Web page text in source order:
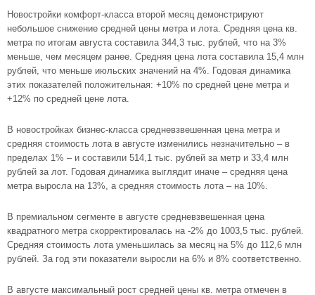
Новостройки комфорт-класса второй месяц демонстрируют
небольшое снижение средней цены метра и лота. Средняя цена кв.
метра по итогам августа составила 344,3 тыс. рублей, что на 3%
меньше, чем месяцем ранее. Средняя цена лота составила 15,4 млн
рублей, что меньше июльских значений на 4%. Годовая динамика
этих показателей положительная: +10% по средней цене метра и
+12% по средней цене лота.
В новостройках бизнес-класса средневзвешенная цена метра и
средняя стоимость лота в августе изменились незначительно – в
пределах 1% – и составили 514,1 тыс. рублей за метр и 33,4 млн
рублей за лот. Годовая динамика выглядит иначе – средняя цена
метра выросла на 13%, а средняя стоимость лота – на 10%.
В премиальном сегменте в августе средневзвешенная цена
квадратного метра скорректировалась на -2% до 1003,5 тыс. рублей.
Средняя стоимость лота уменьшилась за месяц на 5% до 112,6 млн
рублей. За год эти показатели выросли на 6% и 8% соответственно.
В августе максимальный рост средней цены кв. метра отмечен в